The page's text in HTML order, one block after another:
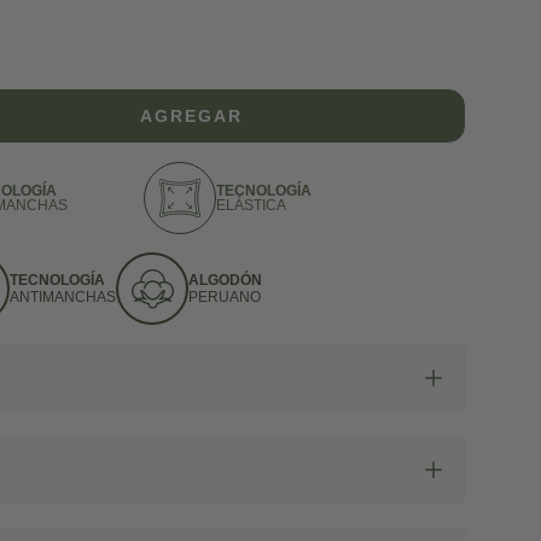
AGREGAR
TECNOLOGÍA
ELÁSTICA
TECNOLOGÍA
ANTIMANCHAS
ALGODÓN
PERUANO